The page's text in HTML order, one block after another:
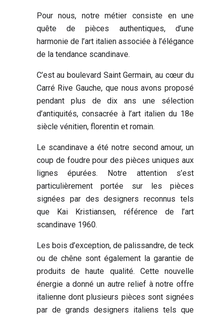
Pour nous, notre métier consiste en une
quête de pièces authentiques, d’une
harmonie de l’art italien associée à l’élégance
de la tendance scandinave.
C’est au boulevard Saint Germain, au cœur du
Carré Rive Gauche, que nous avons proposé
pendant plus de dix ans une sélection
d’antiquités, consacrée à l’art italien du 18e
siècle vénitien, florentin et romain.
Le scandinave a été notre second amour, un
coup de foudre pour des pièces uniques aux
lignes épurées. Notre attention s’est
particulièrement portée sur les pièces
signées par des designers reconnus tels
que Kai Kristiansen, référence de l’art
scandinave 1960.
Les bois d’exception, de palissandre, de teck
ou de chêne sont également la garantie de
produits de haute qualité. Cette nouvelle
énergie a donné un autre relief à notre offre
italienne dont plusieurs pièces sont signées
par de grands designers italiens tels que